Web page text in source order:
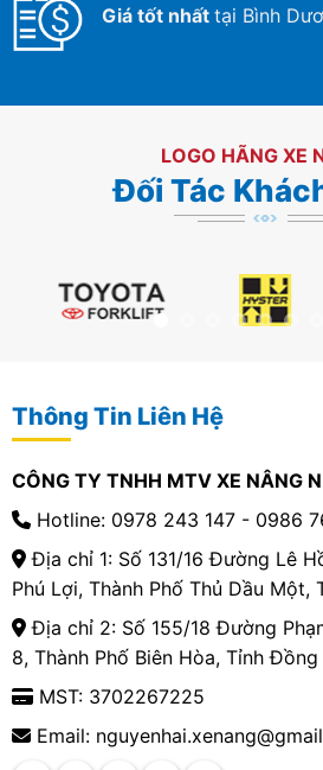
Giá tốt nhất tại Bình
LOGO HÃNG XE
Đối Tác
Thông Tin Liên Hệ
CÔNG TY TNHH MTV XE NÂNG
Hotline: 0978 243 147 - 0986
Địa chỉ 1: Số 131/16 Đường Lê
Phú Lợi, Thành Phố Thủ Dầu Một,
Địa chỉ 2: Số 155/18 Đường
8, Thành Phố Biên Hòa, Tỉnh Đồng
MST: 3702267225
Email: